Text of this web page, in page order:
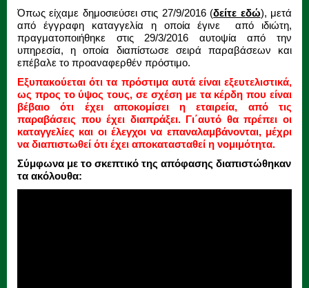
Όπως είχαμε δημοσιεύσει στις 27/9/2016 (δείτε εδώ), μετά
από έγγραφη καταγγελία η οποία έγινε από ιδιώτη,
πραγματοποιήθηκε στις 29/3/2016 αυτοψία από την
υπηρεσία, η οποία διαπίστωσε σειρά παραβάσεων και
επέβαλε το προαναφερθέν πρόστιμο.
Εξυπακούεται ότι τα πρόστιμα αυτά είναι εξευτελιστικά,
ως προς το ύψος τους, σε σχέση με τα κέρδη που είναι
βέβαιο ότι έχει αποκομίσει η εταιρεία, από τις
παραβάσεις που έχει διαπράξει. Γι΄αυτό θα πρέπει οι
καταγγελίες και οι έλεγχοι να επαναλαμβάνονται, μέχρι
να διαπιστωθεί ότι έχει αποκατασταθεί η νομιμότητα.
Σύμφωνα με το σκεπτικό της απόφασης διαπιστώθηκαν
τα ακόλουθα: